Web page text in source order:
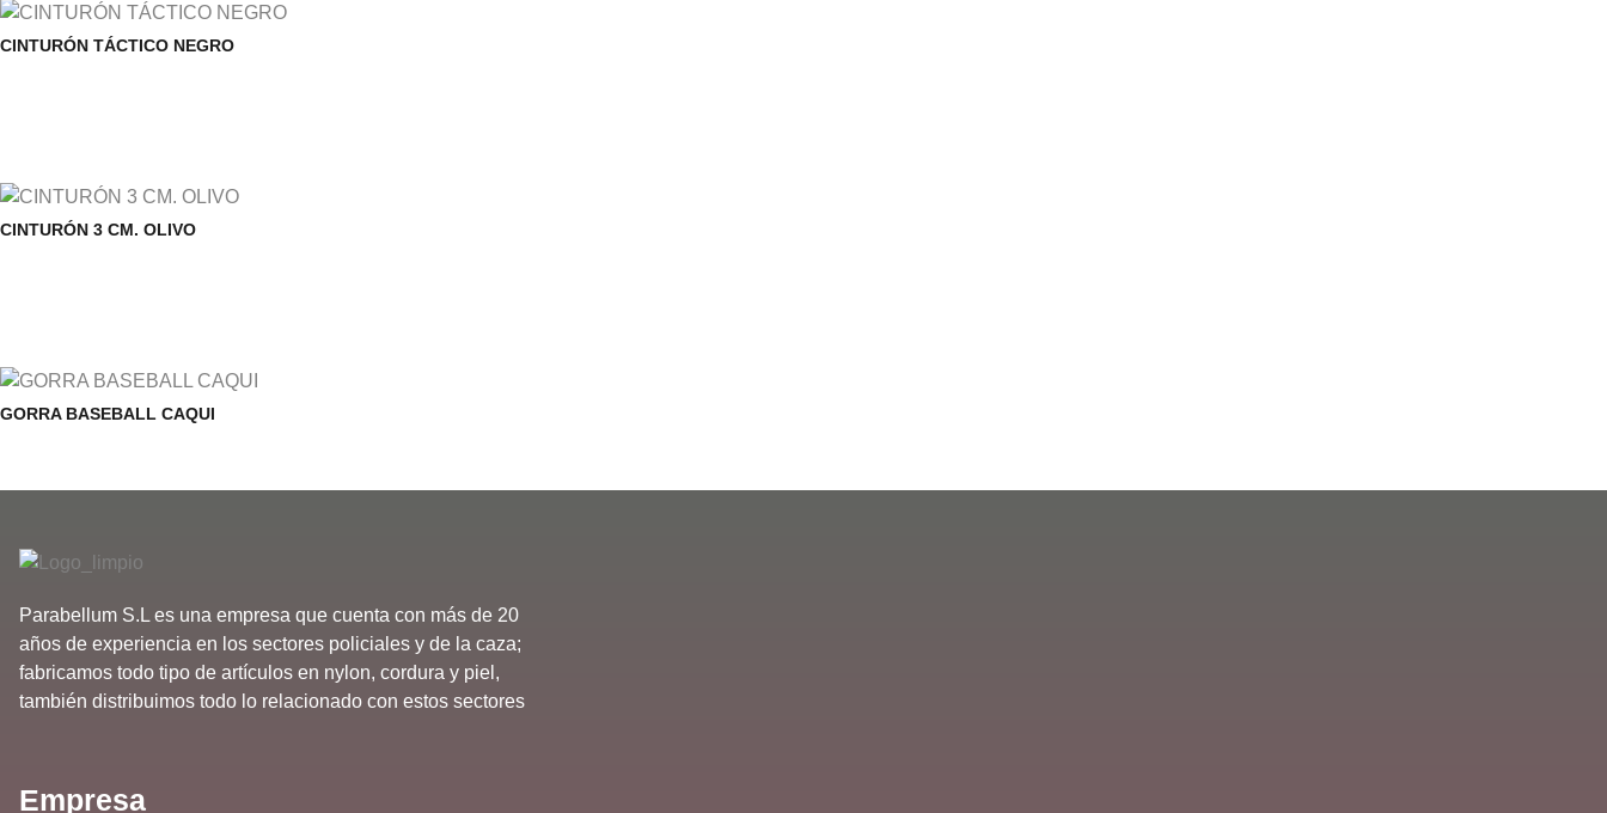
CINTURÓN TÁCTICO NEGRO
CINTURÓN 3 CM. OLIVO
GORRA BASEBALL CAQUI
Parabellum S.L es una empresa que cuenta con más de 20
años de experiencia en los sectores policiales y de la caza;
fabricamos todo tipo de artículos en nylon, cordura y piel,
también distribuimos todo lo relacionado con estos sectores
Empresa